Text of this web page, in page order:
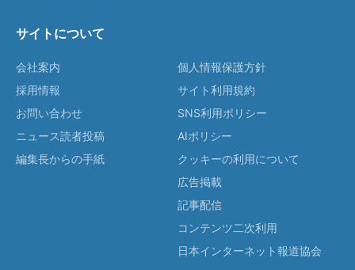
サイトについて
会社案内
採用情報
お問い合わせ
ニュース読者投稿
編集長からの手紙
個人情報保護方針
サイト利用規約
SNS利用ポリシー
AIポリシー
クッキーの利用について
広告掲載
記事配信
コンテンツ二次利用
日本インターネット報道協会